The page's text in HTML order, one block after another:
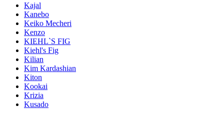
Kajal
Kanebo
Keiko Mecheri
Kenzo
KIEHL`S FIG
Kiehl's Fig
Kilian
Kim Kardashian
Kiton
Kookai
Krizia
Kusado